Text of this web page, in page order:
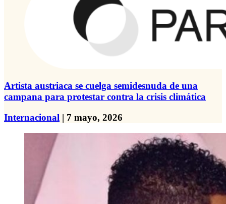
Artista austriaca se cuelga semidesnuda de una
campana para protestar contra la crisis climática
Internacional | 7 mayo, 2026